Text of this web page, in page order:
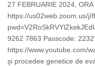
27 FEBRUARIE 2024,
https://us02web.zoom.us/j/
9262 7863 Passcode:
https://www.youtube.com/
şi procedee genetice de